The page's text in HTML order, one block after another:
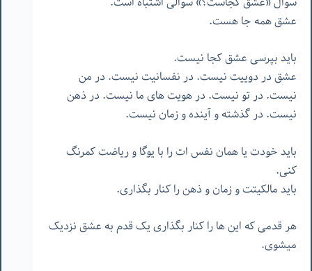
عشق همه جا هست.
باید بپرسی عشق کجا نیست.
عشق در دوییت نیست. در نفسانیت نیست. در من
نیست. در تو نیست. در هویت های ما نیست. در ذهن
نیست. در گذشته و آینده و زمان نیست.
باید خودت یا همان نفس ات را با یوگا و ریاضت کمرنگ
کنی.
باید مالکیتت و زمان و ذهن را کنار بگذاری.
هر قدمی که این ها را کنار بگذاری یک قدم به عشق نزدیک
میشوی.